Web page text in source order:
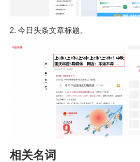
2. 今日头条文章标题。
相关名词